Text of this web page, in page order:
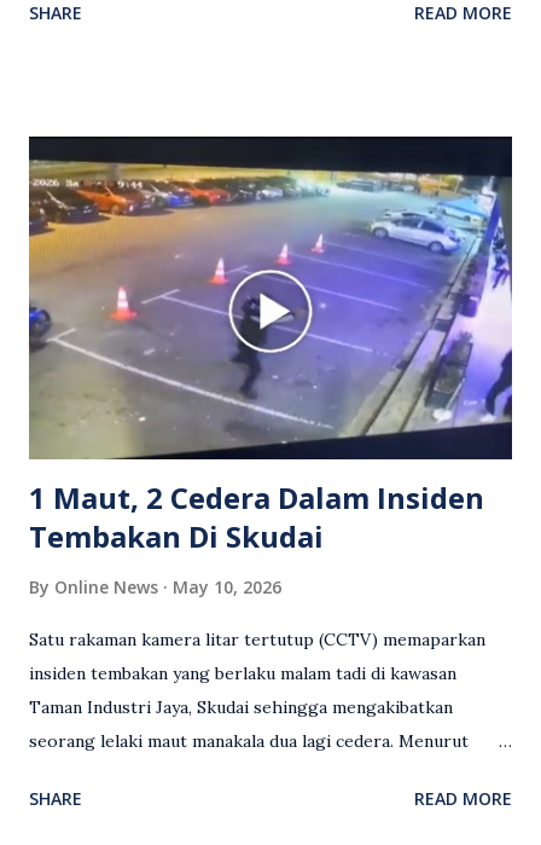
antara seorang lelaki warga asing dengan pemandu Grab
Grab bertindak mempertahankan wanita terbabit sebelum
berlaku pertikaman lidah antara kedua-dua pihak. Video
berkenaan kini tular di media sosial dan mendapat pelbagai
reaksi orang ramai. Antara komen orang awam yang tular di
media sosial mengenai insiden tersebut ialah ramai yang
meluahkan rasa marah terhadap tindakan lelaki berkenaan
serta memuji pemandu Grab kerana campur tangan.
Sebahagian netizen turut meminta pihak berkuasa
mengambil tindakan tegas, manakala ada yang bersimpati
terhadap wanita dipercayai menjadi mangs...
SHARE READ MORE
1 Maut, 2 Cedera Dalam Insiden
Tembakan Di Skudai
By Online News May 10, 2026
Satu rakaman kamera litar tertutup (CCTV) memaparkan
insiden tembakan yang berlaku malam tadi di kawasan
Taman Industri Jaya, Skudai sehingga mengakibatkan
seorang lelaki maut manakala dua lagi cedera. Menurut
kejadian berlaku sekitar jam 11 malam dan pihak polis
SHARE READ MORE